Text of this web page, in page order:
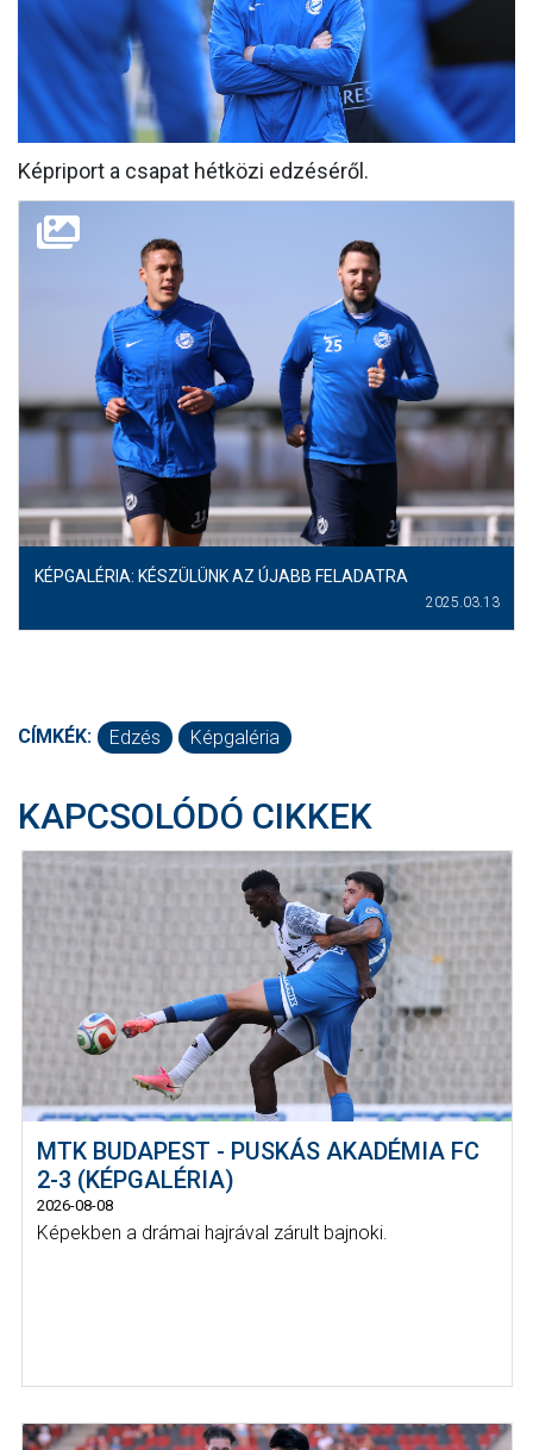
MÉRKŐZÉSEK
KLUB
GALÉRIA
SZURKOLÓI ÉLMÉNYEK
Képriport a csapat hétközi edzéséről.
KÉPGALÉRIA: KÉSZÜLÜNK AZ ÚJABB FELADATRA
2025.03.13
CÍMKÉK: Edzés Képgaléria
KAPCSOLÓDÓ CIKKEK
MTK BUDAPEST - PUSKÁS AKADÉMIA FC
2-3 (KÉPGALÉRIA)
2026-08-08
Képekben a drámai hajrával zárult bajnoki.